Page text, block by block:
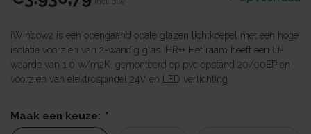
iWindow2 is een opengaand opale glazen lichtkoepel met een hoge
isolatie voorzien van 2-wandig glas. HR++ Het raam heeft een U-
waarde van 1.0 w/m2K. gemonteerd op pvc opstand 20/00EP en
voorzien van elektrospindel 24V en LED verlichting.
Maak een keuze: *